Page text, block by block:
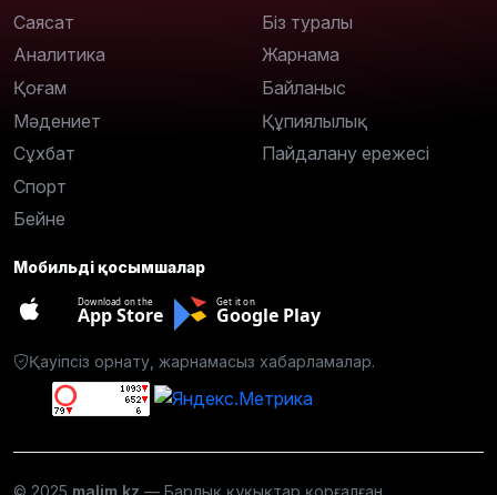
Саясат
Аналитика
Қоғам
Мәдениет
Сұхбат
Спорт
Бейне
Біз туралы
Жарнама
Байланыс
Құпиялылық
Пайдалану ережесі
Мобильді қосымшалар
Download on the
App Store
Get it on
Google Play
Қауіпсіз орнату, жарнамасыз хабарламалар.
© 2025 malim.kz — Барлық құқықтар қорғалған.